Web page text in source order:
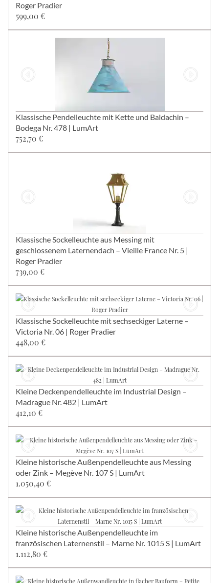
Roger Pradier
599,00 €
Klassische Pendelleuchte mit Kette und Baldachin –
Bodega Nr. 478 | LumArt
752,70 €
Klassische Sockelleuchte aus Messing mit
geschlossenem Laternendach – Vieille France Nr. 5 |
Roger Pradier
739,00 €
Klassische Sockelleuchte mit sechseckiger Laterne –
Victoria Nr. 06 | Roger Pradier
448,00 €
Kleine Deckenpendelleuchte im Industrial Design –
Madrague Nr. 482 | LumArt
412,10 €
Kleine historische Außenpendelleuchte aus Messing
oder Zink – Megève Nr. 107 S | LumArt
1.050,40 €
Kleine historische Außenpendelleuchte im
französischen Laternenstil – Marne Nr. 1015 S | LumArt
1.112,80 €